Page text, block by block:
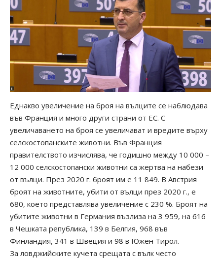
Еднакво увеличение на броя на вълците се наблюдава
във Франция и много други страни от ЕС. С
увеличаването на броя се увеличават и вредите върху
селскостопанските животни. Във Франция
правителството изчислява, че годишно между 10 000 –
12 000 селскостопански животни са жертва на набези
от вълци. През 2020 г. броят им е 11 849. В Австрия
броят на животните, убити от вълци през 2020 г., е
680, което представлява увеличение с 230 %. Броят на
убитите животни в Германия възлиза на 3 959, на 616
в Чешката република, 139 в Белгия, 968 във
Финландия, 341 в Швеция и 98 в Южен Тирол.
За ловджийските кучета срещата с вълк често